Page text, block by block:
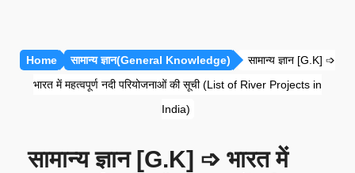
Home सामान्य ज्ञान(General Knowledge)
सामान्य ज्ञान [G.K] ➩
भारत में महत्वपूर्ण नदी परियोजनाओं की सूची (List of River Projects in
India)
सामान्य ज्ञान [G.K] ➩ भारत में